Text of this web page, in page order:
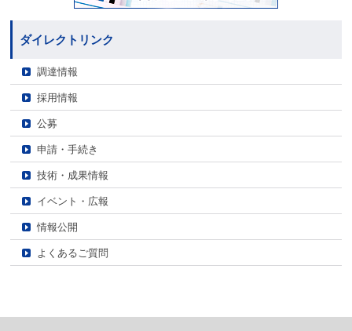
ダイレクトリンク
調達情報
採用情報
公募
申請・手続き
技術・成果情報
イベント・広報
情報公開
よくあるご質問